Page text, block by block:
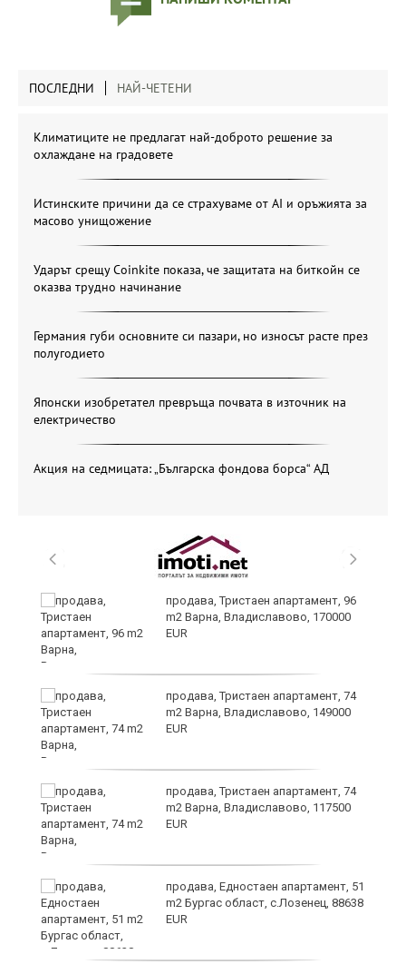
ПОСЛЕДНИ НАЙ-ЧЕТЕНИ
Климатиците не предлагат най-доброто решение за
охлаждане на градовете
Истинските причини да се страхуваме от AI и оръжията за
масово унищожение
Ударът срещу Coinkite показа, че защитата на биткойн се
оказва трудно начинание
Германия губи основните си пазари, но износът расте през
полугодието
Японски изобретател превръща почвата в източник на
електричество
Акция на седмицата: „Българска фондова борса“ АД
продава, Тристаен апартамент, 96
m2 Варна, Владиславово, 170000
EUR
продава, Тристаен апартамент, 74
m2 Варна, Владиславово, 149000
EUR
продава, Тристаен апартамент, 74
m2 Варна, Владиславово, 117500
EUR
продава, Едностаен апартамент, 51
m2 Бургас област, с.Лозенец, 88638
EUR